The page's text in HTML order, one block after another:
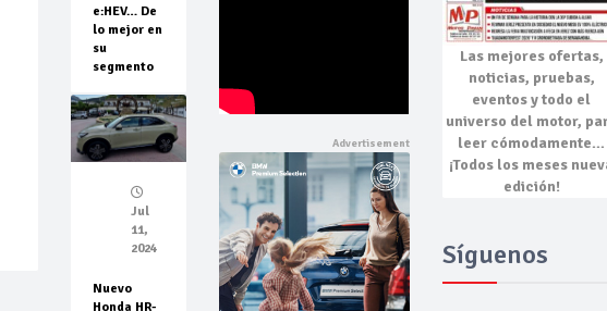
e:HEV… De
lo mejor en
su
segmento
Jul
11,
2024
Nuevo
Honda HR-
Las mejores ofertas,
noticias, pruebas,
eventosy todo el
universo del motor,
leer cómodamente…
¡Todos los meses
edición!
Síguenos